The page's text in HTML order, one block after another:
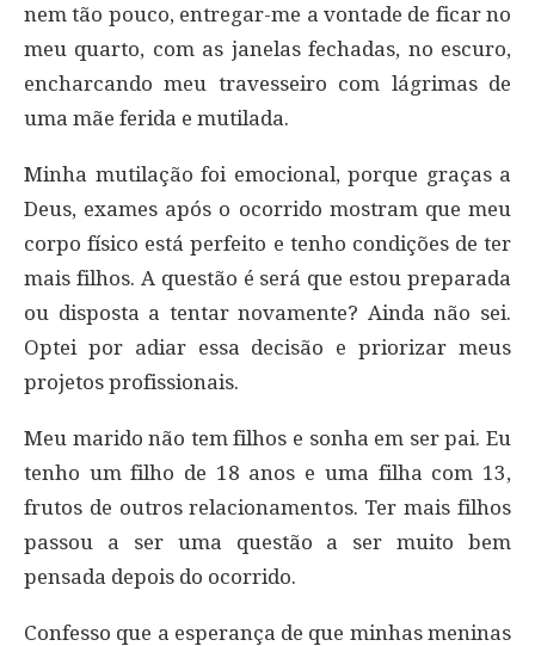
nem tão pouco, entregar-me a vontade de ficar no
meu quarto, com as janelas fechadas, no escuro,
encharcando meu travesseiro com lágrimas de
uma mãe ferida e mutilada.
Minha mutilação foi emocional, porque graças a
Deus, exames após o ocorrido mostram que meu
corpo físico está perfeito e tenho condições de ter
mais filhos. A questão é será que estou preparada
ou disposta a tentar novamente? Ainda não sei.
Optei por adiar essa decisão e priorizar meus
projetos profissionais.
Meu marido não tem filhos e sonha em ser pai. Eu
tenho um filho de 18 anos e uma filha com 13,
frutos de outros relacionamentos. Ter mais filhos
passou a ser uma questão a ser muito bem
pensada depois do ocorrido.
Confesso que a esperança de que minhas meninas